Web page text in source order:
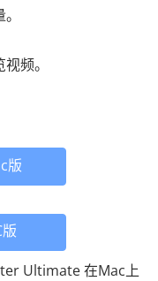
频。
版
Ultimate 在Mac上